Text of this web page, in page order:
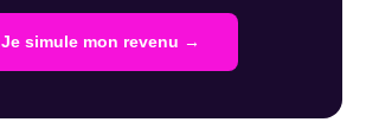
Je simule mon revenu →